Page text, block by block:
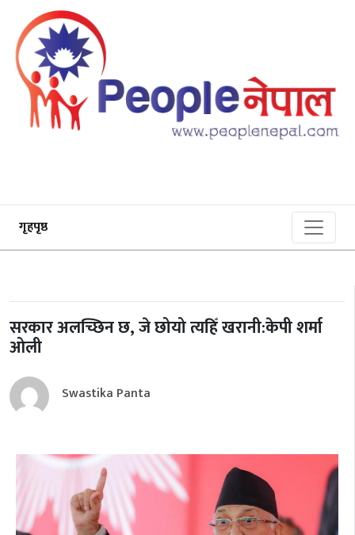
गृहपृष्ठ
सरकार अलच्छिन छ, जे छोयो त्यहिँ खरानी:केपी शर्मा
ओली
Swastika Panta